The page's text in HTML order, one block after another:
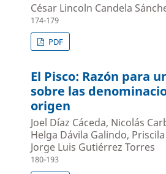
César Lincoln Candela
174-179
PDF
El Pisco: Razón para
sobre las
origen
Joel Díaz Cáceda, Nicolás
Helga Dávila Galindo,
Jorge Luis Gutiérrez Torres
180-193